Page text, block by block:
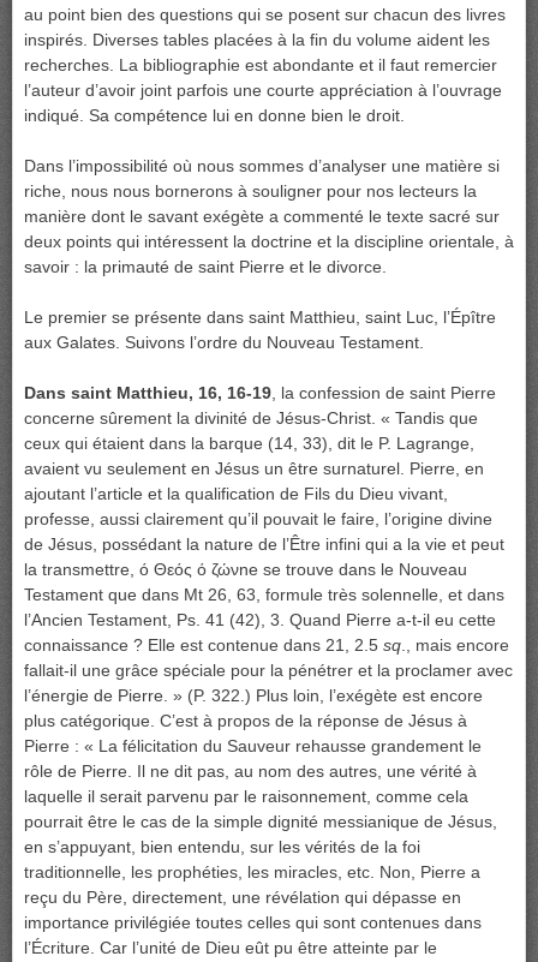
au point bien des questions qui se posent sur chacun des livres
inspirés. Diverses tables placées à la fin du volume aident les
recherches. La bibliographie est abondante et il faut remercier
l’auteur d’avoir joint parfois une courte appréciation à l’ouvrage
indiqué. Sa compétence lui en donne bien le droit.
Dans l’impossibilité où nous sommes d’analyser une matière si
riche, nous nous bornerons à souligner pour nos lecteurs la
manière dont le savant exégète a commenté le texte sacré sur
deux points qui intéressent la doctrine et la discipline orientale, à
savoir : la primauté de saint Pierre et le divorce.
Le premier se présente dans saint Matthieu, saint Luc, l’Épître
aux Galates. Suivons l’ordre du Nouveau Testament.
Dans saint Matthieu, 16, 16-19 , la confession de saint Pierre
concerne sûrement la divinité de Jésus-Christ. « Tandis que
ceux qui étaient dans la barque (14, 33), dit le P. Lagrange,
avaient vu seulement en Jésus un être surnaturel. Pierre, en
ajoutant l’article et la qualification de Fils du Dieu vivant,
professe, aussi clairement qu’il pouvait le faire, l’origine divine
de Jésus, possédant la nature de l’Être infini qui a la vie et peut
la transmettre, ό Θεός ό ζώνne se trouve dans le Nouveau
Testament que dans Mt 26, 63, formule très solennelle, et dans
l’Ancien Testament, Ps. 41 (42), 3. Quand Pierre a-t-il eu cette
connaissance ? Elle est contenue dans 21, 2.5 sq ., mais encore
fallait-il une grâce spéciale pour la pénétrer et la proclamer avec
l’énergie de Pierre. » (P. 322.) Plus loin, l’exégète est encore
plus catégorique. C’est à propos de la réponse de Jésus à
Pierre : « La félicitation du Sauveur rehausse grandement le
rôle de Pierre. Il ne dit pas, au nom des autres, une vérité à
laquelle il serait parvenu par le raisonnement, comme cela
pourrait être le cas de la simple dignité messianique de Jésus,
en s’appuyant, bien entendu, sur les vérités de la foi
traditionnelle, les prophéties, les miracles, etc. Non, Pierre a
reçu du Père, directement, une révélation qui dépasse en
importance privilégiée toutes celles qui sont contenues dans
l’Écriture. Car l’unité de Dieu eût pu être atteinte par le